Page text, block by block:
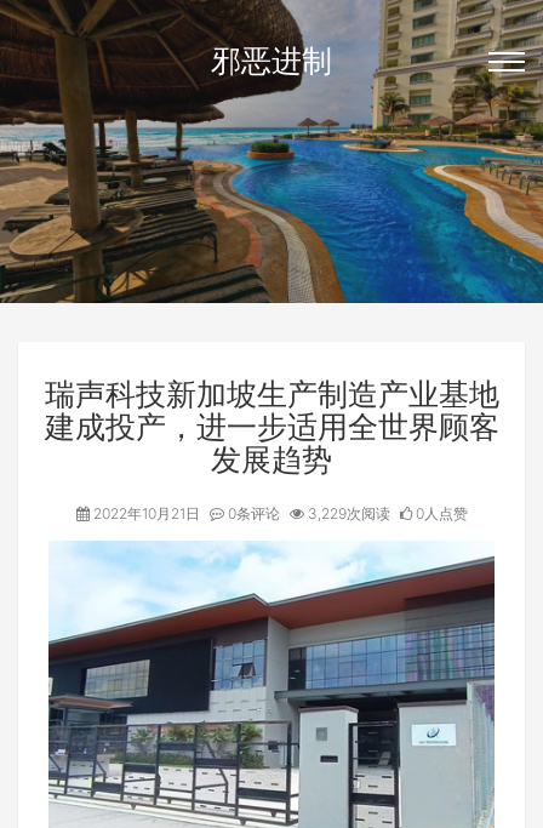
邪恶进制
瑞声科技新加坡生产制造产业基地
建成投产，进一步适用全世界顾客
发展趋势
2022年10月21日 0条评论 3,229次阅读 0人点赞